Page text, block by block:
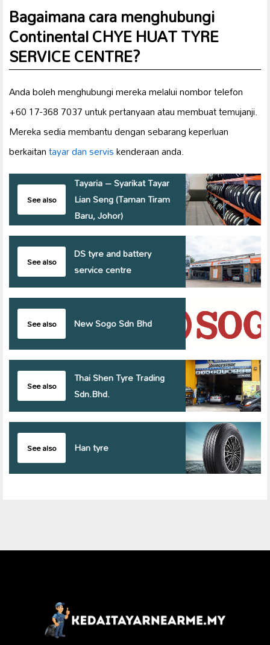
Bagaimana cara menghubungi
Continental CHYE HUAT TYRE
SERVICE CENTRE?
Anda boleh menghubungi mereka melalui nombor telefon
+60 17-368 7037 untuk pertanyaan atau membuat temujanji.
Mereka sedia membantu dengan sebarang keperluan
berkaitantayar dan serviskenderaan anda.
See also
Tayaria – Syarikat Tayar
Lian Seng (Taman Tiram
Baru, Johor)
See also
DS tyre and battery
service centre
See also New Sogo Sdn Bhd
See also
Thai Shen Tyre Trading
Sdn.Bhd.
See also Han tyre